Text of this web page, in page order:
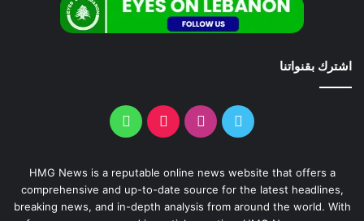
اشترك بقنواتنا
HMG News is a reputable online news website that offers a
comprehensive and up-to-date source for the latest headlines,
breaking news, and in-depth analysis from around the world. With